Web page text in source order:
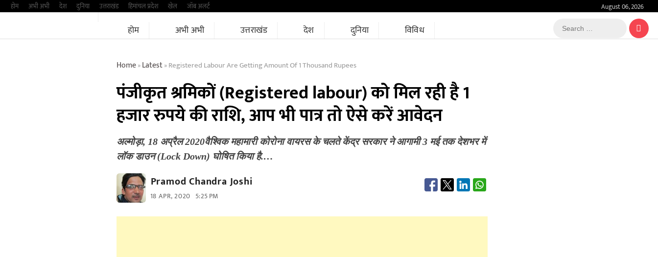
Skipहोम अभी अभी देश दुनिया उत्तराखंड हिमांचल प्रदेश खेल जॉब अलर्ट August 06, 2026
होम अभी अभी उत्तराखंड देश दुनिया विविध
Search
…
Home»Latest»Registered Labour Are Getting Amount Of 1 Thousand Rupees
पंजीकृत श्रमिकों (Registered labour) को मिल रही है 1
हजार रुपये की राशि, आप भी पात्र तो ऐसे करें आवेदन
अल्मोड़ा, 18 अप्रैल 2020वैश्विक महामारी कोरोना वायरस के चलते केंद्र सरकार ने आगामी 3 मई तक देशभर में
लॉक डाउन (Lock Down) घोषित किया है.…
Pramod Chandra Joshi
18 APR, 2020 5:25 PM